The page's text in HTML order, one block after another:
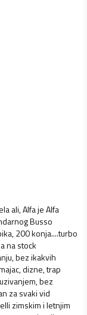
ali, Alfa je Alfa
Busso
200 konja....turbo
na stock
bez ikakvih
dizne, trap
bez
za svaki vid
zimskim i letnjim